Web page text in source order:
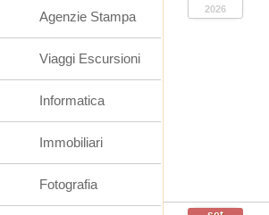
2026
Agenzie Stampa
Viaggi Escursioni
Informatica
Immobiliari
Fotografia